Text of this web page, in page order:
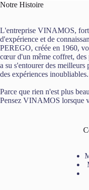
Notre Histoire
L'entreprise VINAMOS,
d'expérience et de
PEREGO, créée en 1960,
cœur d'un même coffret,
a su s'entourer des
des expériences inoubliables.
Parce que rien n'est plus
Pensez VINAMOS lorsque